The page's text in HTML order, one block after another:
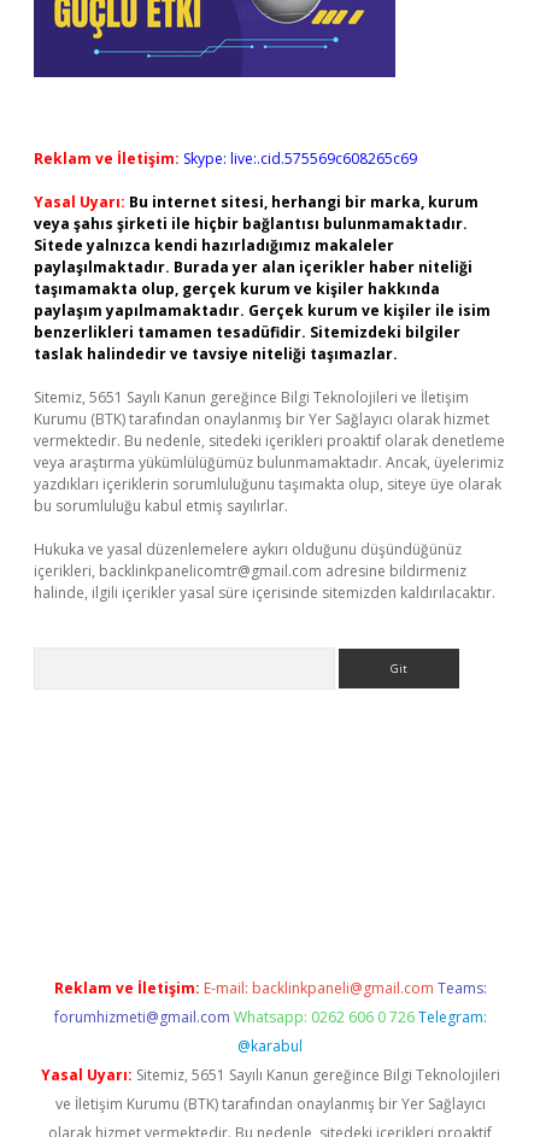
Reklam ve İletişim: Skype: live:.cid.575569c608265c69
Yasal Uyarı: Bu internet sitesi, herhangi bir marka, kurum
veya şahıs şirketi ile hiçbir bağlantısı bulunmamaktadır.
Sitede yalnızca kendi hazırladığımız makaleler
paylaşılmaktadır. Burada yer alan içerikler haber niteliği
taşımamakta olup, gerçek kurum ve kişiler hakkında
paylaşım yapılmamaktadır. Gerçek kurum ve kişiler ile isim
benzerlikleri tamamen tesadüfidir. Sitemizdeki bilgiler
taslak halindedir ve tavsiye niteliği taşımazlar.
Sitemiz, 5651 Sayılı Kanun gereğince Bilgi Teknolojileri ve İletişim
Kurumu (BTK) tarafından onaylanmış bir Yer Sağlayıcı olarak hizmet
vermektedir. Bu nedenle, sitedeki içerikleri proaktif olarak denetleme
veya araştırma yükümlülüğümüz bulunmamaktadır. Ancak, üyelerimiz
yazdıkları içeriklerin sorumluluğunu taşımakta olup, siteye üye olarak
bu sorumluluğu kabul etmiş sayılırlar.
Hukuka ve yasal düzenlemelere aykırı olduğunu düşündüğünüz
içerikleri, backlinkpanelicomtr@gmail.com adresine bildirmeniz
halinde, ilgili içerikler yasal süre içerisinde sitemizden kaldırılacaktır.
Reklam ve İletişim: E-mail: backlinkpaneli@gmail.com Teams:
forumhizmeti@gmail.com Whatsapp: 0262 606 0 726 Telegram:
@karabul
Yasal Uyarı: Sitemiz, 5651 Sayılı Kanun gereğince Bilgi Teknolojileri
ve İletişim Kurumu (BTK) tarafından onaylanmış bir Yer Sağlayıcı
olarak hizmet vermektedir. Bu nedenle, sitedeki içerikleri proaktif